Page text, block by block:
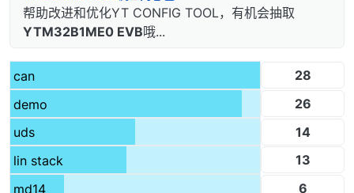
帮助改进和优化YT CONFIG TOOL，有机会抽取
YTM32B1ME0 EVB哦...
can
28
demo
26
uds
14
lin stack
13
md14
6